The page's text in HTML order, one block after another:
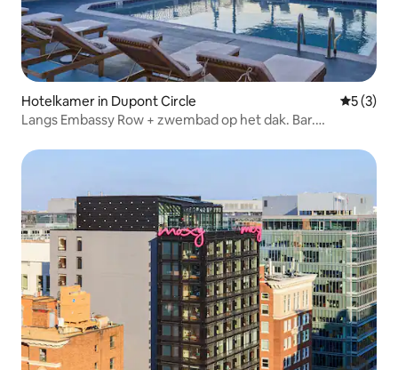
Hotelkamer in Dupont Circle
5 (3)
Langs Embassy Row + zwembad op het dak. Bar.